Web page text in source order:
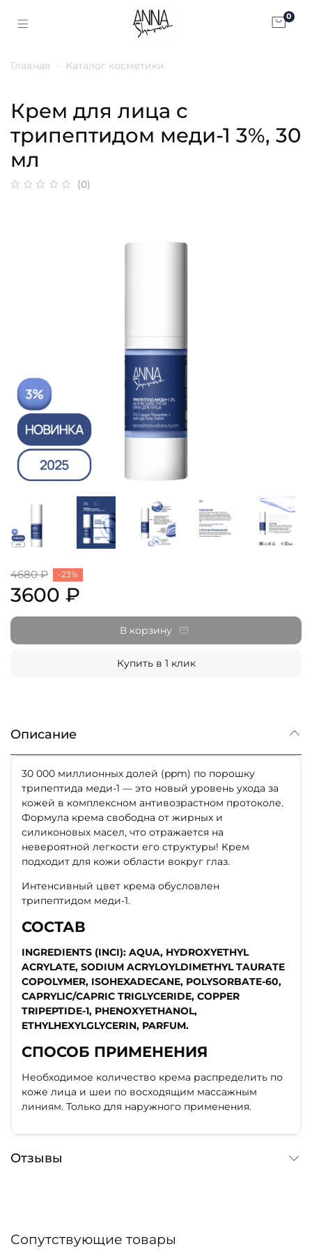
0
Главная Каталог косметики
Крем для лица с
трипептидом меди-1 3%, 30
мл
(0)
4680 ₽
3600 ₽
-23%
В корзину
Купить в 1 клик
Описание
30 000 миллионных долей (ppm) по порошку
трипептида меди-1 — это новый уровень ухода за
кожей в комплексном антивозрастном протоколе.
Формула крема свободна от жирных и
силиконовых масел, что отражается на
невероятной легкости его структуры! Крем
подходит для кожи области вокруг глаз.
Интенсивный цвет крема обусловлен
трипептидом меди-1.
СОСТАВ
INGREDIENTS (INCI): AQUA, HYDROXYETHYL
ACRYLATE, SODIUM ACRYLOYLDIMETHYL TAURATE
COPOLYMER, ISOHEXADECANE, POLYSORBATE-60,
CAPRYLIC/CAPRIC TRIGLYCERIDE, COPPER
TRIPEPTIDE-1, PHENOXYETHANOL,
ETHYLHEXYLGLYCERIN, PARFUM.
СПОСОБ ПРИМЕНЕНИЯ
Необходимое количество крема распределить по
коже лица и шеи по восходящим массажным
линиям. Только для наружного применения.
Отзывы
Сопутствующие товары